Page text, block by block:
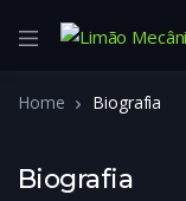
Home Biografia
Biografia